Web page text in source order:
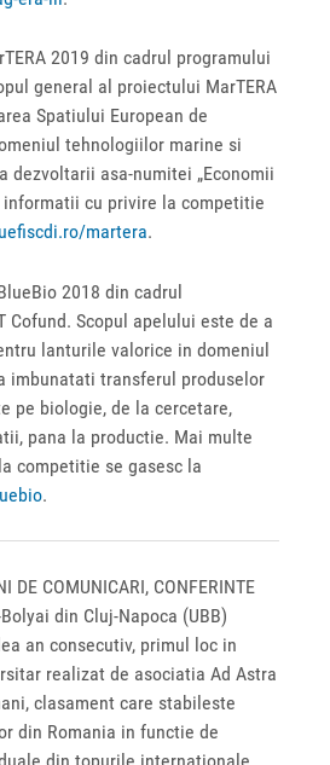
2019 din cadrul programului
general al proiectului MarTERA
Spatiului European de
tehnologiilor marine si
dezvoltarii asa-numitei „Economii
informatii cu privire la competitie
martera.
2018 din cadrul
Cofund. Scopul apelului este de a
lanturile valorice in domeniul
imbunatati transferul produselor
pe biologie, de la cercetare,
pana la productie. Mai multe
competitie se gasesc la
.
DE COMUNICARI, CONFERINTE
din Cluj-Napoca (UBB)
an consecutiv, primul loc in
realizat de asociatia Ad Astra
clasament care stabileste
din Romania in functie de